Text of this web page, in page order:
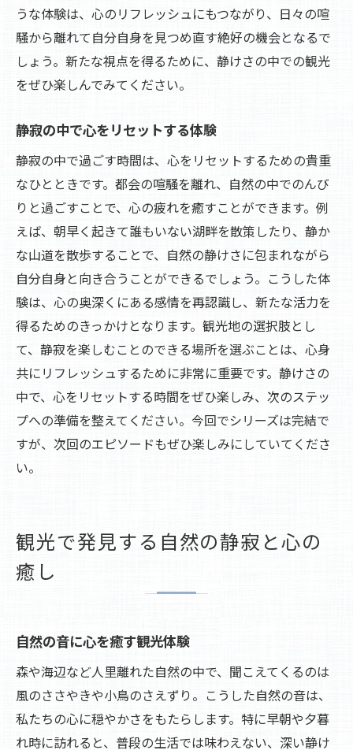
うな体験は、心のリフレッシュにもつながり、日々の喧
騒から離れて自分自身を見つめ直す絶好の機会となるで
しょう。新たな視点を得るために、静けさの中での観光
をぜひ楽しんでみてください。
静寂の中で心をリセットする体験
静寂の中で過ごす時間は、心をリセットするための貴重
なひとときです。都会の喧騒を離れ、自然の中でのんび
りと過ごすことで、心の疲れを癒すことができます。例
えば、朝早く起きて誰もいない湖畔を散策したり、静か
な山道を散歩することで、自然の静けさに包まれながら
自分自身と向き合うことができるでしょう。こうした体
験は、心の奥深くにある感情を再認識し、新たな活力を
得るためのきっかけとなります。観光地の選択肢とし
て、静寂を楽しむことのできる場所を選ぶことは、心身
共にリフレッシュするために非常に重要です。静けさの
中で、心をリセットする時間をぜひ楽しみ、次のステッ
プへの準備を整えてください。今回でシリーズは完結で
すが、次回のエピソードもぜひ楽しみにしていてくださ
い。
観光で発見する自然の静寂と心の
癒し
自然の音に心を癒す観光体験
森や海辺など人里離れた自然の中で、聞こえてくるのは
風のささやきや小鳥のさえずり。こうした自然の音は、
私たちの心に穏やかさをもたらします。特に早朝や夕暮
れ時に訪れると、普段の生活では味わえない、深い静け